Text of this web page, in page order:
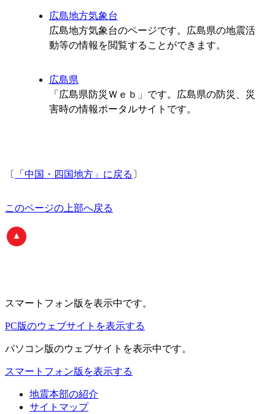
広島地方気象台
広島地方気象台のページです。広島県の地震活
動等の情報を閲覧することができます。
広島県
「広島県防災Ｗｅｂ」です。広島県の防災、災
害時の情報ポータルサイトです。
〔 「中国・四国地方」に戻る 〕
このページの上部へ戻る
スマートフォン版 を表示中です。
PC版のウェブサイトを表示する
パソコン版のウェブサイトを表示中です。
スマートフォン版を表示する
地震本部の紹介
サイトマップ